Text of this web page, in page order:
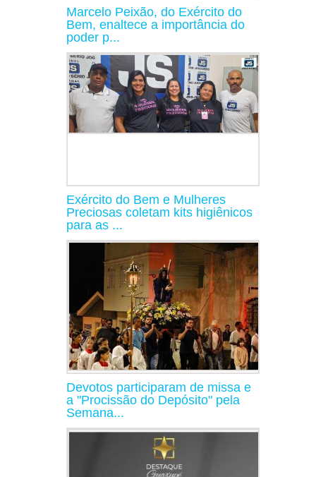
Marcelo Peixão, do Exército do
Bem, enaltece a importância do
poder p...
Exército do Bem e Mulheres
Preciosas coletam kits higiênicos
para as ...
Devotos participaram de missa e
a "Procissão do Depósito" pela
Semana...